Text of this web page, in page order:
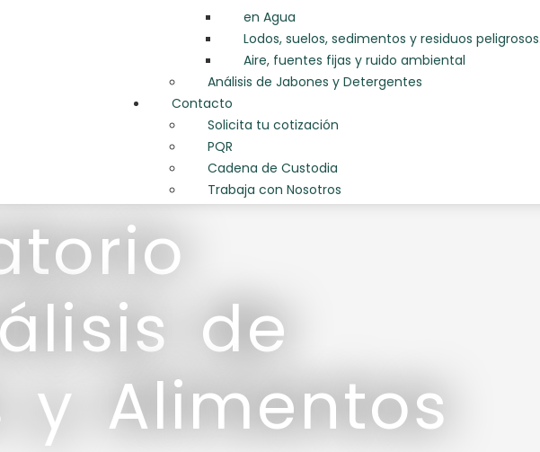
en Agua
Lodos, suelos, sedimentos y residuos
Aire, fuentes fijas y ruido ambiental
Análisis de Jabones y Detergentes
Contacto
Solicita tu cotización
PQR
Cadena de Custodia
Trabaja con Nosotros
de
y Alimentos